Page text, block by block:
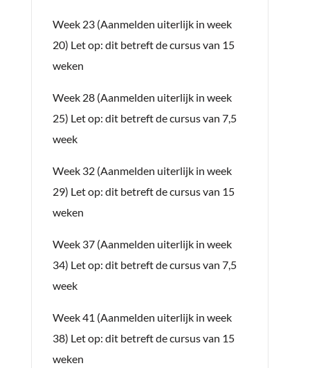
Week 23 (Aanmelden uiterlijk in week
20) Let op: dit betreft de cursus van 15
weken
Week 28 (Aanmelden uiterlijk in week
25) Let op: dit betreft de cursus van 7,5
week
Week 32 (Aanmelden uiterlijk in week
29) Let op: dit betreft de cursus van 15
weken
Week 37 (Aanmelden uiterlijk in week
34) Let op: dit betreft de cursus van 7,5
week
Week 41 (Aanmelden uiterlijk in week
38) Let op: dit betreft de cursus van 15
weken